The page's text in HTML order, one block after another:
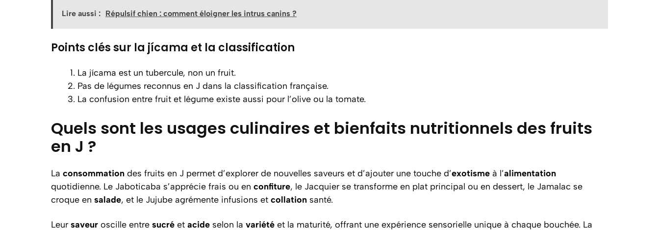
Lire aussi : Répulsif chien : comment éloigner les intrus canins ?
Points clés sur la jícama et la classification
La jícama est un tubercule, non un fruit.
Pas de légumes reconnus en J dans la classification française.
La confusion entre fruit et légume existe aussi pour l’olive ou la tomate.
Quels sont les usages culinaires et bienfaits nutritionnels des fruits
en J ?
La consommation des fruits en J permet d’explorer de nouvelles saveurs et d’ajouter une touche d’exotisme à l’alimentation
quotidienne. Le Jaboticaba s’apprécie frais ou en confiture, le Jacquier se transforme en plat principal ou en dessert, le Jamalac se
croque en salade, et le Jujube agrémente infusions et collation santé.
Leur saveur oscille entre sucré et acide selon la variété et la maturité, offrant une expérience sensorielle unique à chaque bouchée. La